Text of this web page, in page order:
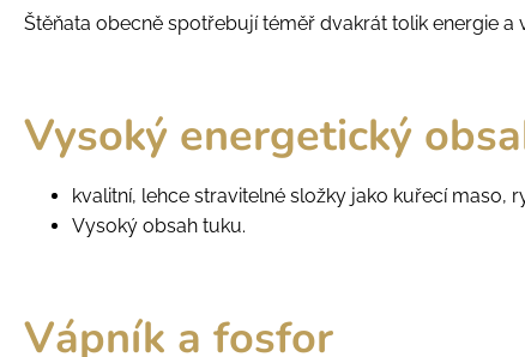
Štěňata obecně spotřebují téměř dvakrát tolik energie
Vysoký energetický
kvalitní, lehce stravitelné složky jako kuřecí maso,
Vysoký obsah tuku.
Vápník a fosfor